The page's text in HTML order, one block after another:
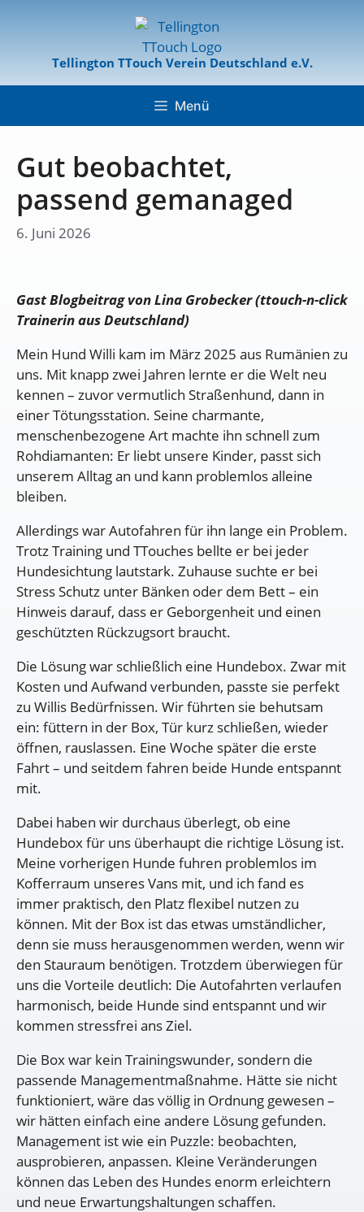
Tellington TTouch Verein Deutschland e.V.
Menü
Gut beobachtet,
passend gemanaged
6. Juni 2026
Gast Blogbeitrag von Lina Grobecker (ttouch-n-click
Trainerin aus Deutschland)
Mein Hund Willi kam im März 2025 aus Rumänien zu
uns. Mit knapp zwei Jahren lernte er die Welt neu
kennen – zuvor vermutlich Straßenhund, dann in
einer Tötungsstation. Seine charmante,
menschenbezogene Art machte ihn schnell zum
Rohdiamanten: Er liebt unsere Kinder, passt sich
unserem Alltag an und kann problemlos alleine
bleiben.
Allerdings war Autofahren für ihn lange ein Problem.
Trotz Training und TTouches bellte er bei jeder
Hundesichtung lautstark. Zuhause suchte er bei
Stress Schutz unter Bänken oder dem Bett – ein
Hinweis darauf, dass er Geborgenheit und einen
geschützten Rückzugsort braucht.
Die Lösung war schließlich eine Hundebox. Zwar mit
Kosten und Aufwand verbunden, passte sie perfekt
zu Willis Bedürfnissen. Wir führten sie behutsam
ein: füttern in der Box, Tür kurz schließen, wieder
öffnen, rauslassen. Eine Woche später die erste
Fahrt – und seitdem fahren beide Hunde entspannt
mit.
Dabei haben wir durchaus überlegt, ob eine
Hundebox für uns überhaupt die richtige Lösung ist.
Meine vorherigen Hunde fuhren problemlos im
Kofferraum unseres Vans mit, und ich fand es
immer praktisch, den Platz flexibel nutzen zu
können. Mit der Box ist das etwas umständlicher,
denn sie muss herausgenommen werden, wenn wir
den Stauraum benötigen. Trotzdem überwiegen für
uns die Vorteile deutlich: Die Autofahrten verlaufen
harmonisch, beide Hunde sind entspannt und wir
kommen stressfrei ans Ziel.
Die Box war kein Trainingswunder, sondern die
passende Managementmaßnahme. Hätte sie nicht
funktioniert, wäre das völlig in Ordnung gewesen –
wir hätten einfach eine andere Lösung gefunden.
Management ist wie ein Puzzle: beobachten,
ausprobieren, anpassen. Kleine Veränderungen
können das Leben des Hundes enorm erleichtern
und neue Erwartungshaltungen schaffen.